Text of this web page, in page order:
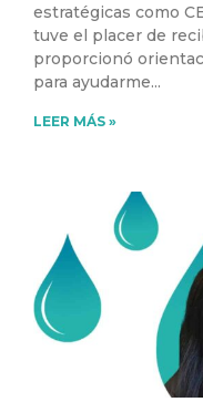
estratégicas como
tuve el placer de
proporcionó
para ayudarme
LEER MÁS »